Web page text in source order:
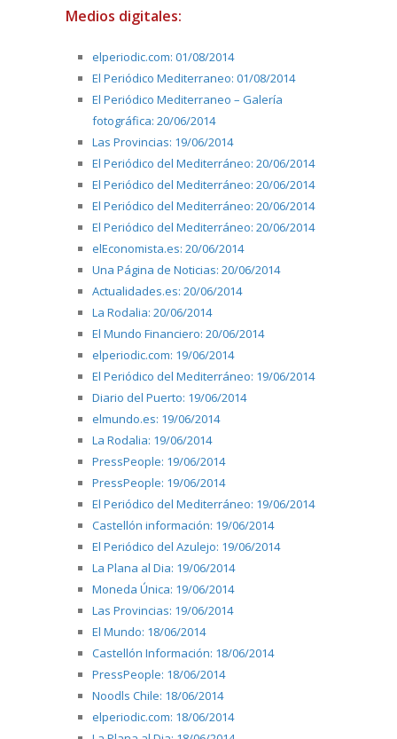
Medios digitales:
elperiodic.com: 01/08/2014
El Periódico Mediterraneo: 01/08/2014
El Periódico Mediterraneo – Galería
fotográfica: 20/06/2014
Las Provincias: 19/06/2014
El Periódico del Mediterráneo: 20/06/2014
El Periódico del Mediterráneo: 20/06/2014
El Periódico del Mediterráneo: 20/06/2014
El Periódico del Mediterráneo: 20/06/2014
elEconomista.es: 20/06/2014
Una Página de Noticias: 20/06/2014
Actualidades.es: 20/06/2014
La Rodalia: 20/06/2014
El Mundo Financiero: 20/06/2014
elperiodic.com: 19/06/2014
El Periódico del Mediterráneo: 19/06/2014
Diario del Puerto: 19/06/2014
elmundo.es: 19/06/2014
La Rodalia: 19/06/2014
PressPeople: 19/06/2014
PressPeople: 19/06/2014
El Periódico del Mediterráneo: 19/06/2014
Castellón información: 19/06/2014
El Periódico del Azulejo: 19/06/2014
La Plana al Dia: 19/06/2014
Moneda Única: 19/06/2014
Las Provincias: 19/06/2014
El Mundo: 18/06/2014
Castellón Información: 18/06/2014
PressPeople: 18/06/2014
Noodls Chile: 18/06/2014
elperiodic.com: 18/06/2014